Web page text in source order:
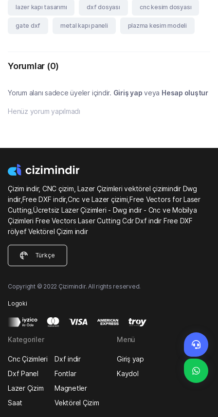
lazer kapı tasarımı dxf dosyası cnc kesim dosyası
gate dxf metal kapı paneli plazma kesim modeli
Yorumlar (0)
Yorum alanı sadece üyeler içindir. Giriş yap veya Hesap oluştur
Henüz yorum yapılmadı
Çizim indir, CNC çizim, Lazer Çizimleri vektörel çizimindir Dwg
indir,Free DXF indir,Cnc ve Lazer çizimi,Free Vectors for Laser
Cutting,Ücretsiz Lazer Çizimleri - Dwg indir - Cnc ve Mobilya
Çizimleri Free Vectors Laser Cutting Cdr Dxf indir Free DXF
rölyef Vektörel Çizim indir
Türkçe
Copyright © 2022 Çizimindir. All rights reserved.
Logoki
Kategoriler
Cnc Çizimleri
Dxf indir
Dxf Panel
Fontlar
Lazer Çizim
Magnetler
Saat
Vektörel Çizim
Menü
Giriş yap
Kaydol